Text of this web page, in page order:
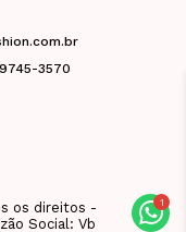
3570
os direitos -
Social: Vb